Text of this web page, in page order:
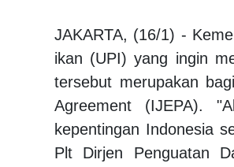
JAKARTA, (16/1) -
ikan (UPI) yang ingin
tersebut merupakan
Agreement (IJEPA).
kepentingan Indonesia
Plt Dirjen Penguatan